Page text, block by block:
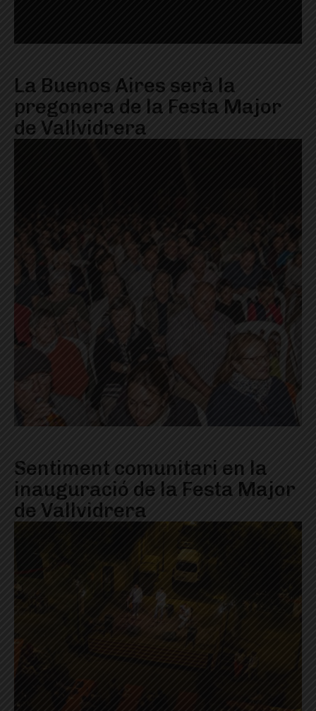
La Buenos Aires serà la
pregonera de la Festa Major
de Vallvidrera
Sentiment comunitari en la
inauguració de la Festa Major
de Vallvidrera